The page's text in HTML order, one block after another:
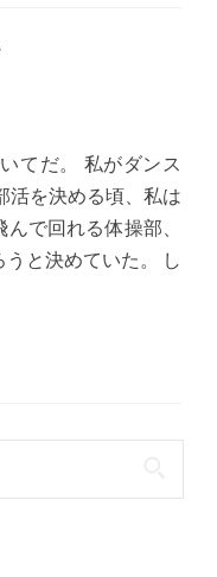
てだ。 私がダンス
活を決める頃、私は
で回れる体操部、
と決めていた。 し